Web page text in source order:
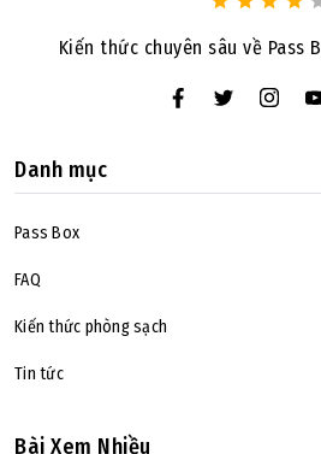
Kiến thức chuyên sâu về Pass
Danh mục
Pass Box
FAQ
Kiến thức phòng sạch
Tin tức
Bài Xem Nhiều